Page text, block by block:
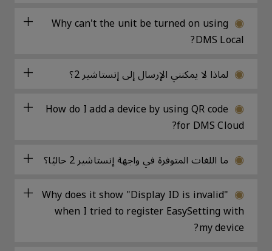
Why can't the unit be turned on using
DMS Local?
لماذا لا يمكنني الإرسال إلى إنستاشير 2؟
How do I add a device by using QR code
for DMS Cloud?
ما اللغات المتوفرة في واجهة إنستاشير 2 حاليًا؟
Why does it show "Display ID is invalid"
when I tried to register EasySetting with
my device?